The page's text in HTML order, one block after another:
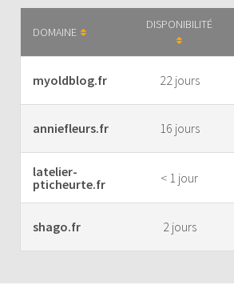
DOMAINE
DISPONIBILITÉ
myoldblog.fr 22 jours
anniefleurs.fr 16 jours
latelier-
pticheurte.fr
< 1 jour
shago.fr 2 jours